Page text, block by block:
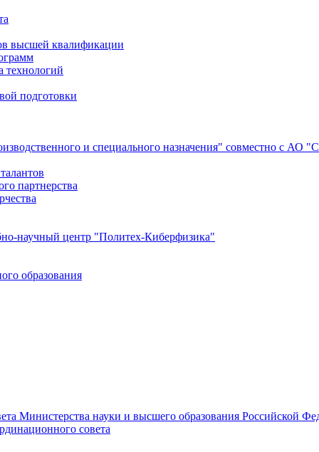
высшей квалификации
технологий
подготовки
и специального назначения" совместно с
партнерства
научный центр "Политех-Киберфизика"
образования
Министерства науки и высшего образования Российской
совета